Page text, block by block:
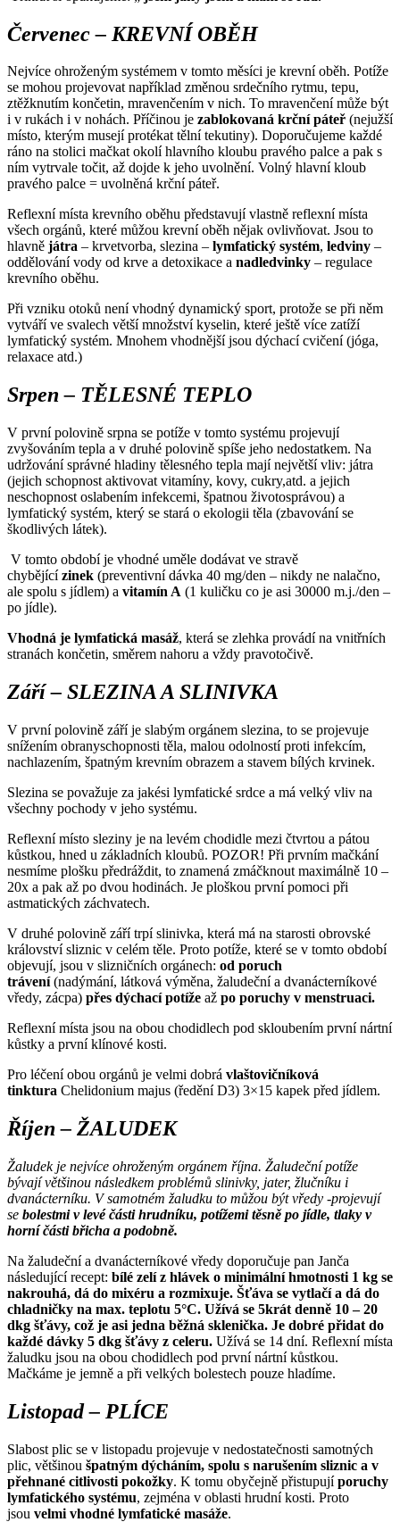
Červenec – KREVNÍ OBĚH
Nejvíce ohroženým systémem v tomto měsíci je krevní oběh. Potíže
se mohou projevovat například změnou srdečního rytmu, tepu,
ztěžknutím končetin, mravenčením v nich. To mravenčení může být
i v rukách i v nohách. Příčinou je zablokovaná krční páteř (nejužší
místo, kterým musejí protékat tělní tekutiny). Doporučujeme každé
ráno na stolici mačkat okolí hlavního kloubu pravého palce a pak s
ním vytrvale točit, až dojde k jeho uvolnění. Volný hlavní kloub
pravého palce = uvolněná krční páteř.
Reflexní místa krevního oběhu představují vlastně reflexní místa
všech orgánů, které můžou krevní oběh nějak ovlivňovat. Jsou to
hlavně játra – krvetvorba, slezina – lymfatický systém, ledviny –
oddělování vody od krve a detoxikace a nadledvinky – regulace
krevního oběhu.
Při vzniku otoků není vhodný dynamický sport, protože se při něm
vytváří ve svalech větší množství kyselin, které ještě více zatíží
lymfatický systém. Mnohem vhodnější jsou dýchací cvičení (jóga,
relaxace atd.)
Srpen – TĚLESNÉ TEPLO
V první polovině srpna se potíže v tomto systému projevují
zvyšováním tepla a v druhé polovině spíše jeho nedostatkem. Na
udržování správné hladiny tělesného tepla mají největší vliv: játra
(jejich schopnost aktivovat vitamíny, kovy, cukry,atd. a jejich
neschopnost oslabením infekcemi, špatnou životosprávou) a
lymfatický systém, který se stará o ekologii těla (zbavování se
škodlivých látek).
V tomto období je vhodné uměle dodávat ve stravě
chybějícízinek (preventivní dávka 40 mg/den – nikdy ne nalačno,
ale spolu s jídlem) a vitamín A (1 kuličku co je asi 30000 m.j./den –
po jídle).
Vhodná je lymfatická masáž, která se zlehka provádí na vnitřních
stranách končetin, směrem nahoru a vždy pravotočivě.
Září – SLEZINA A SLINIVKA
V první polovině září je slabým orgánem slezina, to se projevuje
snížením obranyschopnosti těla, malou odolností proti infekcím,
nachlazením, špatným krevním obrazem a stavem bílých krvinek.
Slezina se považuje za jakési lymfatické srdce a má velký vliv na
všechny pochody v jeho systému.
Reflexní místo sleziny je na levém chodidle mezi čtvrtou a pátou
kůstkou, hned u základních kloubů. POZOR! Při prvním mačkání
nesmíme plošku předráždit, to znamená zmáčknout maximálně 10 –
20x a pak až po dvou hodinách. Je ploškou první pomoci při
astmatických záchvatech.
V druhé polovině září trpí slinivka, která má na starosti obrovské
království sliznic v celém těle. Proto potíže, které se v tomto období
objevují, jsou v slizničních orgánech: od poruch
trávení(nadýmání, látková výměna, žaludeční a dvanácterníkové
vředy, zácpa) přes dýchací potíže až po poruchy v menstruaci.
Reflexní místa jsou na obou chodidlech pod skloubením první nártní
kůstky a první klínové kosti.
Pro léčení obou orgánů je velmi dobrá vlaštovičníková
tinktura Chelidonium majus (ředění D3) 3×15 kapek před jídlem.
Říjen – ŽALUDEK
Žaludek je nejvíce ohroženým orgánem října. Žaludeční potíže
bývají většinou následkem problémů slinivky, jater, žlučníku i
dvanácterníku. V samotném žaludku to můžou být vředy -projevují
se bolestmi v levé části hrudníku, potížemi těsně po jídle, tlaky v
horní části břicha a podobně.
Na žaludeční a dvanácterníkové vředy doporučuje pan Janča
následující recept: bílé zelí z hlávek o minimální hmotnosti 1 kg se
nakrouhá, dá do mixéru a rozmixuje. Šťáva se vytlačí a dá do
chladničky na max. teplotu 5°C. Užívá se 5krát denně 10 – 20
dkg šťávy, což je asi jedna běžná sklenička. Je dobré přidat do
každé dávky 5 dkg šťávy z celeru. Užívá se 14 dní. Reflexní místa
žaludku jsou na obou chodidlech pod první nártní kůstkou.
Mačkáme je jemně a při velkých bolestech pouze hladíme.
Listopad – PLÍCE
Slabost plic se v listopadu projevuje v nedostatečnosti samotných
plic, většinou špatným dýcháním, spolu s narušením sliznic a v
přehnané citlivosti pokožky. K tomu obyčejně přistupujíporuchy
lymfatického systému, zejména v oblasti hrudní kosti. Proto
jsou velmi vhodné lymfatické masáže.